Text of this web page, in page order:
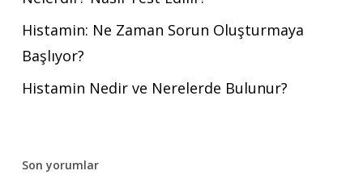
Histamin: Ne Zaman Sorun Oluşturmaya
Başlıyor?
Histamin Nedir ve Nerelerde Bulunur?
Son yorumlar